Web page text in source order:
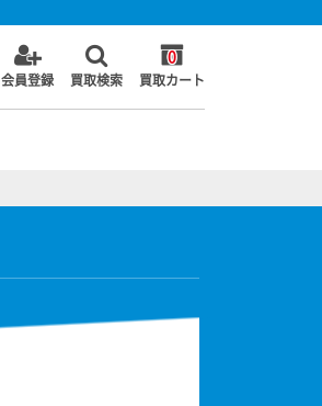
会員登録 買取検索
0
買取カート